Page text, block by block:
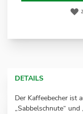
DETAILS
Der Kaffeebecher ist
„Sabbelschnute“